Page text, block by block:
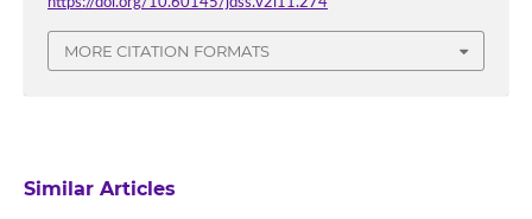
MORE CITATION FORMATS
Similar Articles